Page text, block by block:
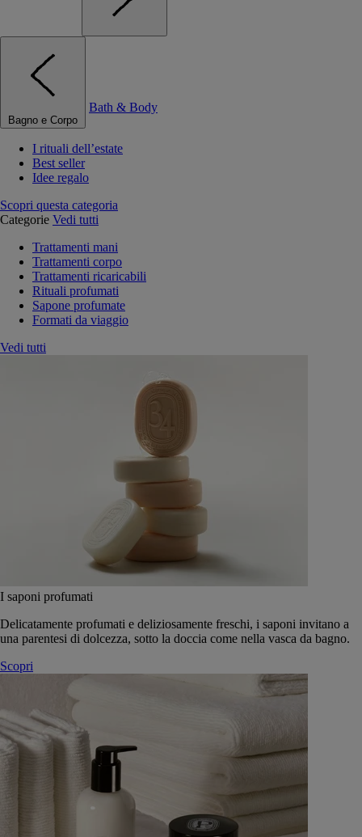
Bagno e Corpo
Bath & Body
I rituali dell’estate
Best seller
Idee regalo
Scopri questa categoria
Categorie Vedi tutti
Trattamenti mani
Trattamenti corpo
Trattamenti ricaricabili
Rituali profumati
Sapone profumate
Formati da viaggio
Vedi tutti
I saponi profumati
Delicatamente profumati e deliziosamente freschi, i saponi invitano a
una parentesi di dolcezza, sotto la doccia come nella vasca da bagno.
Scopri